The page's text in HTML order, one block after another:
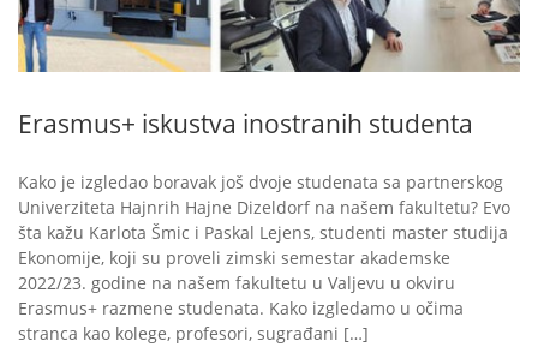
Erasmus+ iskustva inostranih studenta
Kako je izgledao boravak još dvoje studenata sa partnerskog
Univerziteta Hajnrih Hajne Dizeldorf na našem fakultetu? Evo
šta kažu Karlota Šmic i Paskal Lejens, studenti master studija
Ekonomije, koji su proveli zimski semestar akademske
2022/23. godine na našem fakultetu u Valjevu u okviru
Erasmus+ razmene studenata. Kako izgledamo u očima
stranca kao kolege, profesori, sugrađani […]